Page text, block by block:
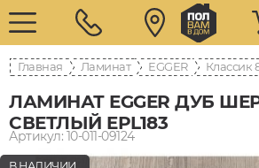
Главная Ламинат EGGER
ЛАМИНАТ EGGER ДУБ
СВЕТЛЫЙ EPL183
Артикул: 10-011-09124